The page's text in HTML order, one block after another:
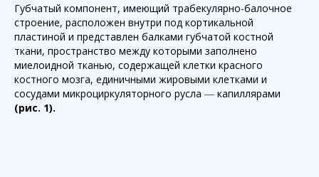
Губчатый компонент, имеющий трабекулярно-балочное
строение, расположен внутри под кортикальной
пластиной и представлен балками губчатой костной
ткани, пространство между которыми заполнено
миелоидной тканью, содержащей клетки красного
костного мозга, единичными жировыми клетками и
сосудами микроциркуляторного русла — капиллярами
(рис. 1).